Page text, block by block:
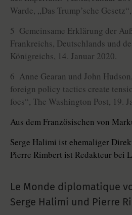
Warde, „Das Trump’sche
5 Gemeinsame Erklärung der
Frankreichs, Deutschlands und
Königreichs, 14. Januar 2020.
6 Anne Gearan und John
foreign policy tactics create
foes“, The Washington Post, 19.
Aus dem Französischen von
Serge Halimi ist ehemaliger
Pierre Rimbert ist Redakteur bei
Le Monde diplomatique
Serge Halimi und Pierre